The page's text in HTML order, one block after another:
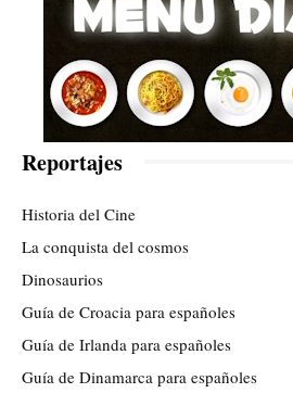
Reportajes
Historia del Cine
La conquista del cosmos
Dinosaurios
Guía de Croacia para españoles
Guía de Irlanda para españoles
Guía de Dinamarca para españoles